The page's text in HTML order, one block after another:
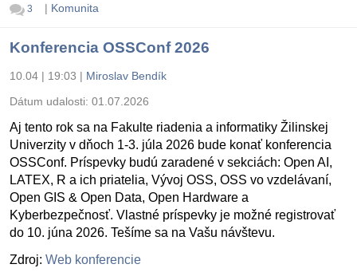
3 | Komunita
Konferencia OSSConf 2026
10.04 | 19:03 | Miroslav Bendík
Dátum udalosti: 01.07.2026
Aj tento rok sa na Fakulte riadenia a informatiky Žilinskej
Univerzity v dňoch 1-3. júla 2026 bude konať konferencia
OSSConf. Príspevky budú zaradené v sekciách: Open AI,
LATEX, R a ich priatelia, Vývoj OSS, OSS vo vzdelávaní,
Open GIS & Open Data, Open Hardware a
Kyberbezpečnosť. Vlastné príspevky je možné registrovať
do 10. júna 2026. Tešíme sa na Vašu návštevu.
Zdroj: Web konferencie